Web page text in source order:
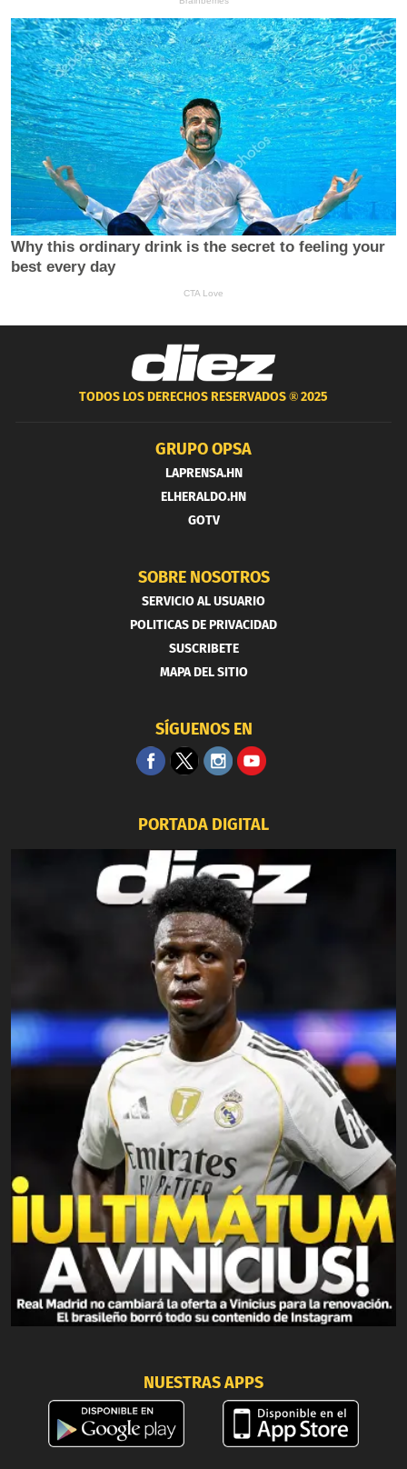
TODOS LOS DERECHOS RESERVADOS ®2025
GRUPO OPSA
LAPRENSA.HN
ELHERALDO.HN
GOTV
SOBRE NOSOTROS
SERVICIO AL USUARIO
POLITICAS DE PRIVACIDAD
SUSCRIBETE
MAPA DEL SITIO
SÍGUENOS EN
PORTADA DIGITAL
NUESTRAS APPS